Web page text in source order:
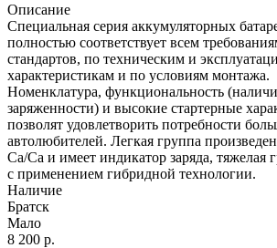
Описание
Специальная серия аккумуляторных
полностью соответствует всем
стандартов, по техническим и
характеристикам и по условиям монтажа.
Номенклатура, функциональность
заряженности) и высокие стартерные
позволят удовлетворить потребности
автолюбителей. Легкая группа
Ca/Ca и имеет индикатор заряда, тяжелая
с применением гибридной технологии.
Наличие
Братск
Мало
8 200 р.